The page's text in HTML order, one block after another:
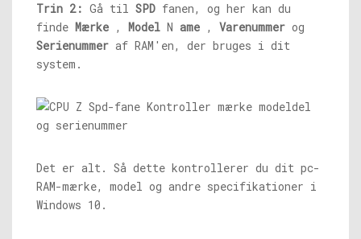
Trin 2: Gå til SPD fanen, og her kan du
finde Mærke , Model N ame , Varenummer og
Serienummer af RAM'en, der bruges i dit
system.
Det er alt. Så dette kontrollerer du dit pc-
RAM-mærke, model og andre specifikationer i
Windows 10.